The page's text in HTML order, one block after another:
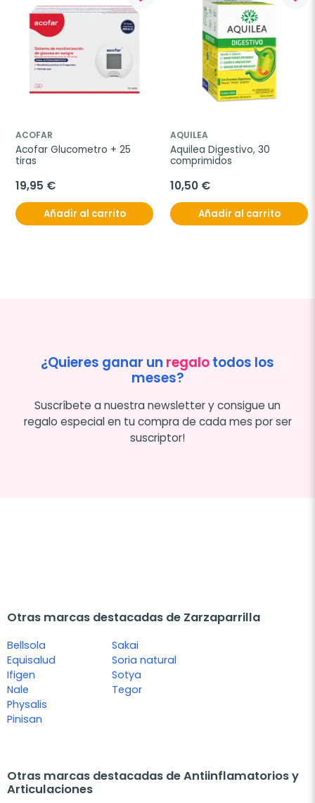
ACOFAR
Acofar Glucometro + 25
tiras
19,95 €
Añadir al carrito
AQUILEA
Aquilea Digestivo, 30
comprimidos
10,50 €
Añadir al carrito
¿Quieres ganar un regalotodos los
meses?
Suscríbete a nuestra newsletter y consigue un
regalo especial en tu compra de cada mes por ser
suscriptor!
Otras marcas destacadas de Zarzaparrilla
Bellsola
Equisalud
Ifigen
Nale
Physalis
Pinisan
Sakai
Soria natural
Sotya
Tegor
Otras marcas destacadas de Antiinflamatorios y
Articulaciones